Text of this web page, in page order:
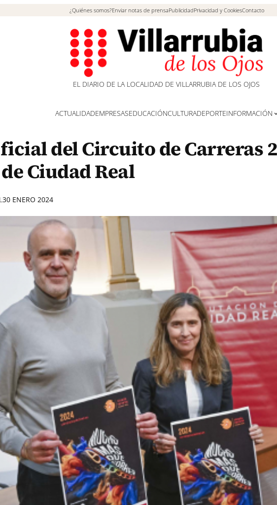
¿Quiénes somos?Enviar notas de prensaPublicidadPrivacidad y CookiesContacto
EL DIARIO DE LA LOCALIDAD DE VILLARRUBIA DE LOS OJOS
ACTUALIDADEMPRESASEDUCACIÓNCULTURADEPORTEINFORMACIÓN
del Circuito de Carreras
Ciudad Real
30 ENERO 2024